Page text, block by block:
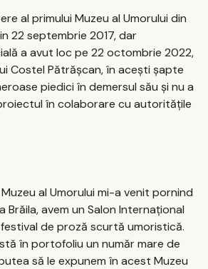
al primului Muzeu al Umorului din
22 septembrie 2017, dar
a avut loc pe 22 octombrie 2022,
Costel Pătrăşcan, în aceşti şapte
piedici în demersul său şi nu a
în colaborare cu autorităţile
al Umorului mi-a venit pornind
Brăila, avem un Salon Internaţional
de proză scurtă umoristică.
în portofoliu un număr mare de
să le expunem în acest Muzeu